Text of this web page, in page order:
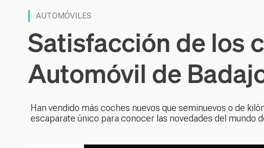
AUTOMÓVILES
Satisfacción de los
Automóvil de
Han vendido más coches nuevos que seminuevos o de
escaparate único para conocer las novedades del mundo